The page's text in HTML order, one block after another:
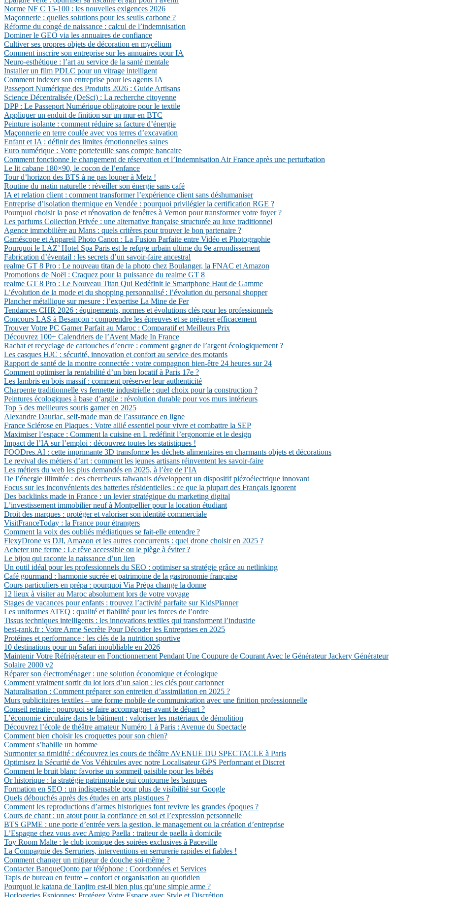
Norme NF C 15-100 : les nouvelles exigences 2026
Maçonnerie : quelles solutions pour les seuils carbone ?
Réforme du congé de naissance : calcul de l’indemnisation
Dominer le GEO via les annuaires de confiance
Cultiver ses propres objets de décoration en mycélium
Comment inscrire son entreprise sur les annuaires pour IA
Neuro-esthétique : l’art au service de la santé mentale
Installer un film PDLC pour un vitrage intelligent
Comment indexer son entreprise pour les agents IA
Passeport Numérique des Produits 2026 : Guide Artisans
Science Décentralisée (DeSci) : La recherche citoyenne
DPP : Le Passeport Numérique obligatoire pour le textile
Appliquer un enduit de finition sur un mur en BTC
Peinture isolante : comment réduire sa facture d’énergie
Maçonnerie en terre coulée avec vos terres d’excavation
Enfant et IA : définir des limites émotionnelles saines
Euro numérique : Votre portefeuille sans compte bancaire
Comment fonctionne le changement de réservation et l’Indemnisation Air France après une perturbation
Le lit cabane 180×90, le cocon de l’enfance
Tour d’horizon des BTS à ne pas louper à Metz !
Routine du matin naturelle : réveiller son énergie sans café
IA et relation client : comment transformer l’expérience client sans déshumaniser
Entreprise d’isolation thermique en Vendée : pourquoi privilégier la certification RGE ?
Pourquoi choisir la pose et rénovation de fenêtres à Vernon pour transformer votre foyer ?
Les parfums Collection Privée : une alternative française structurée au luxe traditionnel
Agence immobilière au Mans : quels critères pour trouver le bon partenaire ?
Caméscope et Appareil Photo Canon : La Fusion Parfaite entre Vidéo et Photographie
Pourquoi le LAZ’ Hotel Spa Paris est le refuge urbain ultime du 9e arrondissement
Fabrication d’éventail : les secrets d’un savoir-faire ancestral
realme GT 8 Pro : Le nouveau titan de la photo chez Boulanger, la FNAC et Amazon
Promotions de Noël : Craquez pour la puissance du realme GT 8
realme GT 8 Pro : Le Nouveau Titan Qui Redéfinit le Smartphone Haut de Gamme
L’évolution de la mode et du shopping personnalisé : l’évolution du personal shopper
Plancher métallique sur mesure : l’expertise La Mine de Fer
Tendances CHR 2026 : équipements, normes et évolutions clés pour les professionnels
Concours LAS à Besançon : comprendre les épreuves et se préparer efficacement
Trouver Votre PC Gamer Parfait au Maroc : Comparatif et Meilleurs Prix
Découvrez 100+ Calendriers de l’Avent Made In France
Rachat et recyclage de cartouches d’encre : comment gagner de l’argent écologiquement ?
Les casques HJC : sécurité, innovation et confort au service des motards
Rapport de santé de la montre connectée : votre compagnon bien-être 24 heures sur 24
Comment optimiser la rentabilité d’un bien locatif à Paris 17e ?
Les lambris en bois massif : comment préserver leur authenticité
Charpente traditionnelle vs fermette industrielle : quel choix pour la construction ?
Peintures écologiques à base d’argile : révolution durable pour vos murs intérieurs
Top 5 des meilleures souris gamer en 2025
Alexandre Dauriac, self-made man de l’assurance en ligne
France Sclérose en Plaques : Votre allié essentiel pour vivre et combattre la SEP
Maximiser l’espace : Comment la cuisine en L redéfinit l’ergonomie et le design
Impact de l’IA sur l’emploi : découvrez toutes les statistiques !
FOODres.AI : cette imprimante 3D transforme les déchets alimentaires en charmants objets et décorations
Le revival des métiers d’art : comment les jeunes artisans réinventent les savoir-faire
Les métiers du web les plus demandés en 2025, à l’ère de l’IA
De l’énergie illimitée : des chercheurs taïwanais développent un dispositif piézoélectrique innovant
Focus sur les inconvénients des batteries résidentielles : ce que la plupart des Français ignorent
Des backlinks made in France : un levier stratégique du marketing digital
L’investissement immobilier neuf à Montpellier pour la location étudiant
Droit des marques : protéger et valoriser son identité commerciale
VisitFranceToday : la France pour étrangers
Comment la voix des oubliés médiatiques se fait-elle entendre ?
FlexyDrone vs DJI, Amazon et les autres concurrents : quel drone choisir en 2025 ?
Acheter une ferme : Le rêve accessible ou le piège à éviter ?
Le bijou qui raconte la naissance d’un lien
Un outil idéal pour les professionnels du SEO : optimiser sa stratégie grâce au netlinking
Café gourmand : harmonie sucrée et patrimoine de la gastronomie française
Cours particuliers en prépa : pourquoi Via Prépa change la donne
12 lieux à visiter au Maroc absolument lors de votre voyage
Stages de vacances pour enfants : trouvez l’activité parfaite sur KidsPlanner
Les uniformes ATEQ : qualité et fiabilité pour les forces de l’ordre
Tissus techniques intelligents : les innovations textiles qui transforment l’industrie
best-rank.fr : Votre Arme Secrète Pour Décoder les Entreprises en 2025
Protéines et performance : les clés de la nutrition sportive
10 destinations pour un Safari inoubliable en 2026
Maintenir Votre Réfrigérateur en Fonctionnement Pendant Une Coupure de Courant Avec le Générateur Jackery Générateur
Solaire 2000 v2
Réparer son électroménager : une solution économique et écologique
Comment vraiment sortir du lot lors d’un salon : les clés pour cartonner
Naturalisation : Comment préparer son entretien d’assimilation en 2025 ?
Murs publicitaires textiles – une forme mobile de communication avec une finition professionnelle
Conseil retraite : pourquoi se faire accompagner avant le départ ?
L’économie circulaire dans le bâtiment : valoriser les matériaux de démolition
Découvrez l’école de théâtre amateur Numéro 1 à Paris : Avenue du Spectacle
Comment bien choisir les croquettes pour son chien?
Comment s’habille un homme
Surmonter sa timidité : découvrez les cours de théâtre AVENUE DU SPECTACLE à Paris
Optimisez la Sécurité de Vos Véhicules avec notre Localisateur GPS Performant et Discret
Comment le bruit blanc favorise un sommeil paisible pour les bébés
Or historique : la stratégie patrimoniale qui contourne les banques
Formation en SEO : un indispensable pour plus de visibilité sur Google
Quels débouchés après des études en arts plastiques ?
Comment les reproductions d’armes historiques font revivre les grandes époques ?
Cours de chant : un atout pour la confiance en soi et l’expression personnelle
BTS GPME : une porte d’entrée vers la gestion, le management ou la création d’entreprise
L’Espagne chez vous avec Amigo Paella : traiteur de paella à domicile
Toy Room Malte : le club iconique des soirées exclusives à Paceville
La Compagnie des Serruriers, interventions en serrurerie rapides et fiables !
Comment changer un mitigeur de douche soi-même ?
Contacter BanqueQonto par téléphone : Coordonnées et Services
Tapis de bureau en feutre – confort et organisation au quotidien
Pourquoi le katana de Tanjiro est-il bien plus qu’une simple arme ?
Horlogeries Espionnes: Protégez Votre Espace avec Style et Discrétion